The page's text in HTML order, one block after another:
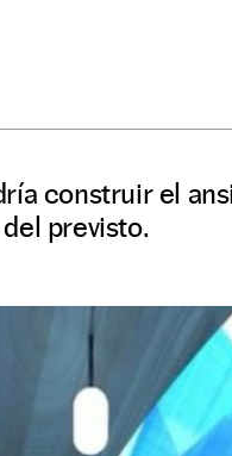
construir el
previsto.